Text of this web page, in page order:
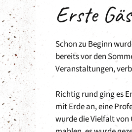
Erste
Schon zu Beginn
bereits vor den
Veranstaltungen,
Richtig rund ging es
mit Erde an, eine
wurde die Vielfalt